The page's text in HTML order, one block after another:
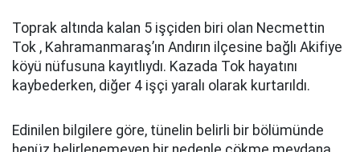
Toprak altında kalan 5 işçiden biri olan Necmettin
Tok , Kahramanmaraş’ın Andırın ilçesine bağlı Akifiye
köyü nüfusuna kayıtlıydı. Kazada Tok hayatını
kaybederken, diğer 4 işçi yaralı olarak kurtarıldı.
Edinilen bilgilere göre, tünelin belirli bir bölümünde